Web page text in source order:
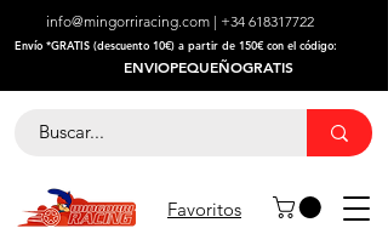
info@mingorriracing.com | +34 618317722
​Envío *GRATIS (descuento 10€) a partir de 150€ con el código:
ENVIOPEQUEÑOGRATIS
Favoritos